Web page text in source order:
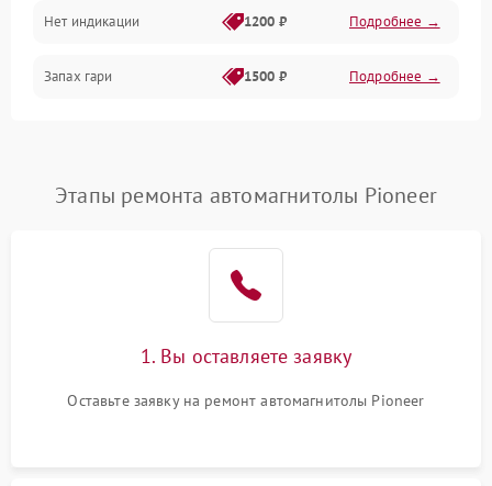
Нет индикации 1200 ₽ Подробнее →
Запах гари 1500 ₽ Подробнее →
Этапы ремонта автомагнитолы Pioneer
1. Вы оставляете заявку
Оставьте заявку на ремонт автомагнитолы Pioneer